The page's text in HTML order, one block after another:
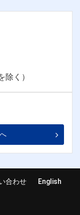
く）
合わせ English